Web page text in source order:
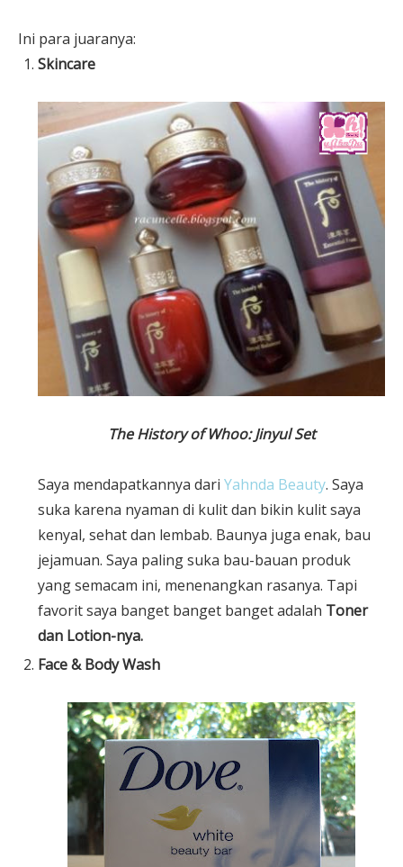
Ini para juaranya:
Skincare
The History of Whoo: Jinyul Set
Saya mendapatkannya dariYahnda Beauty. Saya
suka karena nyaman di kulit dan bikin kulit saya
kenyal, sehat dan lembab. Baunya juga enak, bau
jejamuan. Saya paling suka bau-bauan produk
yang semacam ini, menenangkan rasanya. Tapi
favorit saya banget banget banget adalah Toner
dan Lotion-nya.
Face & Body Wash